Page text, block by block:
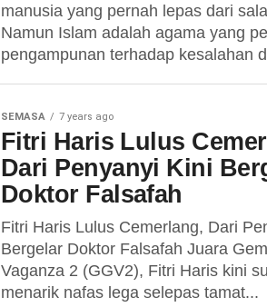
manusia yang pernah lepas dari
Namun Islam adalah agama yang
pengampunan terhadap kesalahan
SEMASA 7 years ago
Fitri Haris Lulus
Dari Penyanyi Kini
Doktor Falsafah
Fitri Haris Lulus Cemerlang, Dari
Bergelar Doktor Falsafah Juara
Vaganza 2 (GGV2), Fitri Haris kini
menarik nafas lega selepas tamat...